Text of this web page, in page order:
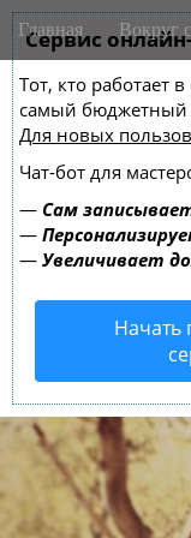
Сервис
Тот, кто работает
самый бюджетный
Для новых
Чат-бот для
— Сам
—
— Увеличивает
Начать
M
a
n
m
e
n
u
i
Главная Вокруг